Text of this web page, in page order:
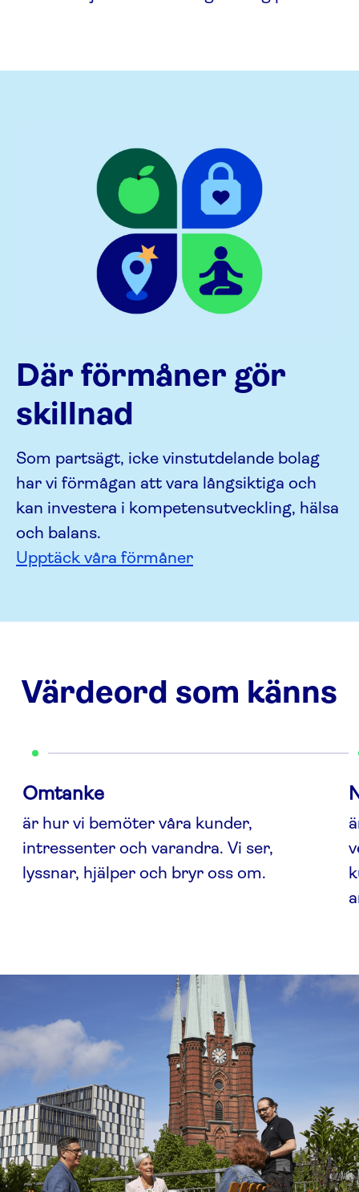
Där förmåner gör
skillnad
Som partsägt, icke vinstutdelande bolag
har vi förmågan att vara långsiktiga och
kan investera i kompetensutveckling, hälsa
och balans.
Upptäck våra förmåner
Värdeord som känns
Omtanke
är hur vi bemöter våra kunder,
intressenter och varandra. Vi ser,
lyssnar, hjälper och bryr oss om.